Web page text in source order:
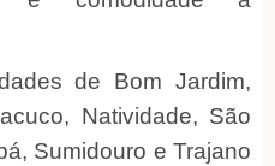
de Bom Jardim,
Natividade, São
Sumidouro e Trajano